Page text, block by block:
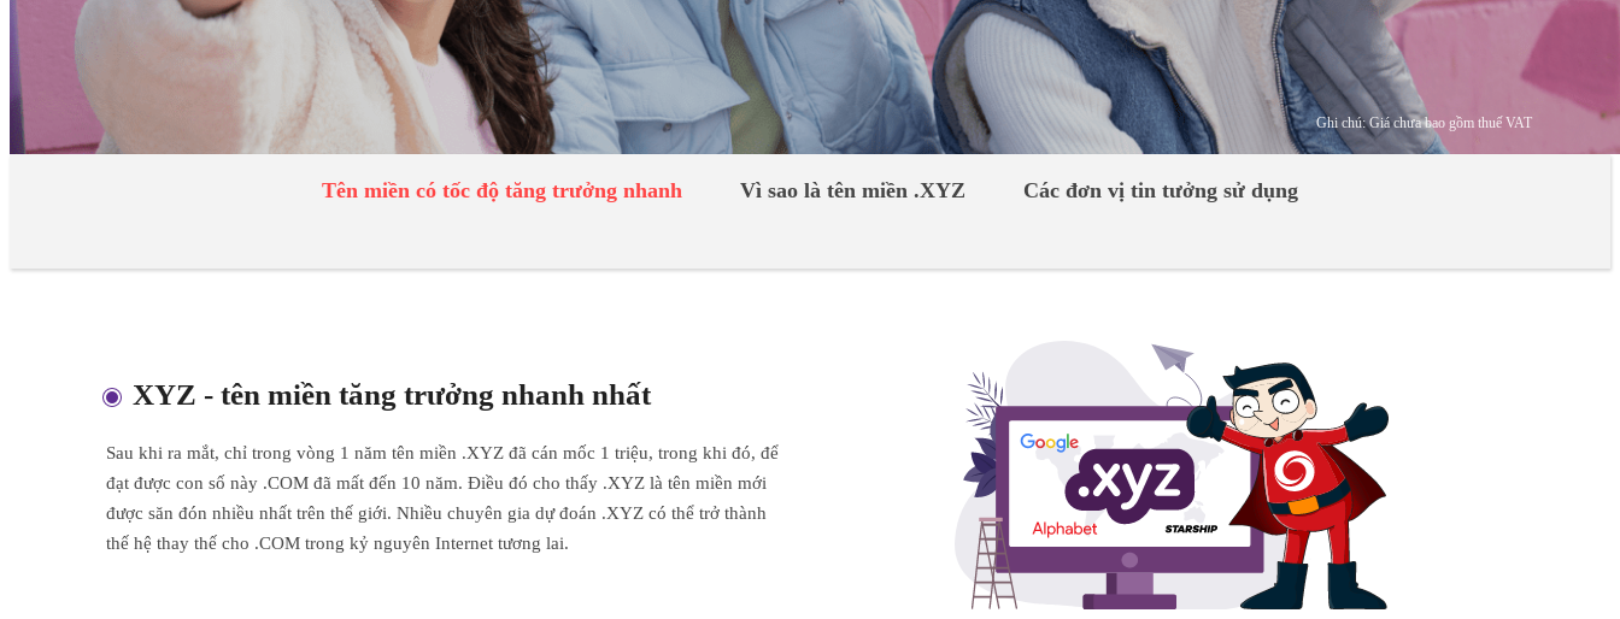
Ghi chú: Giá chưa bao gồm thuế VAT
Tên miền có tốc độ tăng trưởng nhanh Vì sao là tên miền .XYZ Các đơn vị tin tưởng sử dụng
XYZ - tên miền tăng trưởng nhanh nhất
Sau khi ra mắt, chỉ trong vòng 1 năm tên miền .XYZ đã cán mốc 1 triệu, trong khi đó, để
đạt được con số này .COM đã mất đến 10 năm. Điều đó cho thấy .XYZ là tên miền mới
được săn đón nhiều nhất trên thế giới. Nhiều chuyên gia dự đoán .XYZ có thể trở thành
thế hệ thay thế cho .COM trong kỷ nguyên Internet tương lai.